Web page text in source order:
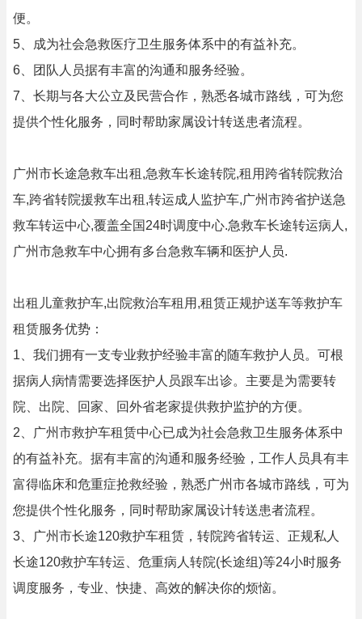
便。
5、成为社会急救医疗卫生服务体系中的有益补充。
6、团队人员据有丰富的沟通和服务经验。
7、长期与各大公立及民营合作，熟悉各城市路线，可为您
提供个性化服务，同时帮助家属设计转送患者流程。
广州市长途急救车出租,急救车长途转院,租用跨省转院救治
车,跨省转院援救车出租,转运成人监护车,广州市跨省护送急
救车转运中心,覆盖全国24时调度中心.急救车长途转运病人,
广州市急救车中心拥有多台急救车辆和医护人员.
出租儿童救护车,出院救治车租用,租赁正规护送车等救护车
租赁服务优势：
1、我们拥有一支专业救护经验丰富的随车救护人员。可根
据病人病情需要选择医护人员跟车出诊。主要是为需要转
院、出院、回家、回外省老家提供救护监护的方便。
2、广州市救护车租赁中心已成为社会急救卫生服务体系中
的有益补充。据有丰富的沟通和服务经验，工作人员具有丰
富得临床和危重症抢救经验，熟悉广州市各城市路线，可为
您提供个性化服务，同时帮助家属设计转送患者流程。
3、广州市长途120救护车租赁，转院跨省转运、正规私人
长途120救护车转运、危重病人转院(长途组)等24小时服务
调度服务，专业、快捷、高效的解决你的烦恼。